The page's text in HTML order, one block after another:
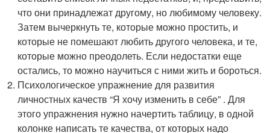
что они принадлежат другому, но любимому человеку.
Затем вычеркнуть те, которые можно простить, и
которые не помешают любить другого человека, и те,
которые можно преодолеть. Если недостатки еще
остались, то можно научиться с ними жить и бороться.
Психологическое упражнение для развития
личностных качеств “Я хочу изменить в себе” . Для
этого упражнения нужно начертить таблицу, в одной
колонке написать те качества, от которых надо